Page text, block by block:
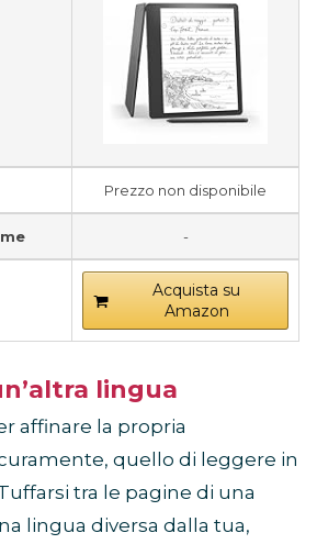
Prezzo non disponibile
-
Acquista su
Amazon
lingua
affinare la propria
quello di leggere in
tra le pagine di una
lingua diversa dalla tua,